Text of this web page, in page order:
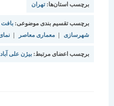
برچسب استان‌ها:تهران
برچسب تقسیم بندی موضوعی:بافت تاریخی
شهرسازی | معماری معاصر | نمای شهری
برچسب اعضای مرتبط: بیژن علی آبادی